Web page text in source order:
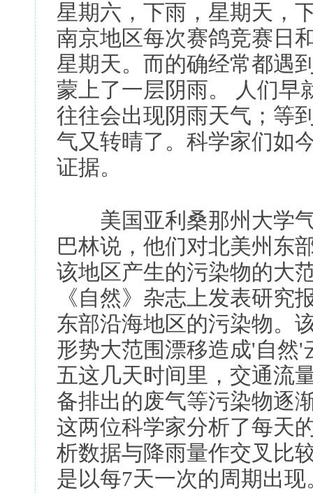
星期六，下雨，星期天，
南京地区每次赛鸽竞赛日
星期天。而的确经常都遇
蒙上了一层阴雨。 人们早
往往会出现阴雨天气；等
气又转晴了。科学家们如
证据。
美国亚利桑那州大学气
巴林说，他们对北美州东
该地区产生的污染物的大
《自然》杂志上发表研究
东部沿海地区的污染物。
形势大范围漂移造成'自然
五这几天时间里，交通流
备排出的废气等污染物逐
这两位科学家分析了每天
析数据与降雨量作交叉比
是以每7天一次的周期出现